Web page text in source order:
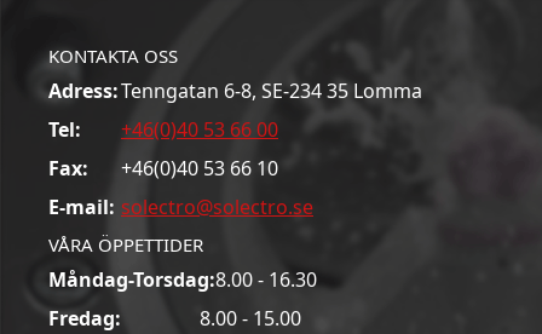
KONTAKTA OSS
Adress:Tenngatan 6-8, SE-234 35 Lomma
Tel:
+46(0)40 53 66 00
Fax:
+46(0)40 53 66 10
E-mail: solectro@solectro.se
VÅRA ÖPPETTIDER
Måndag-Torsdag:8.00 - 16.30
Fredag:
8.00 - 15.00